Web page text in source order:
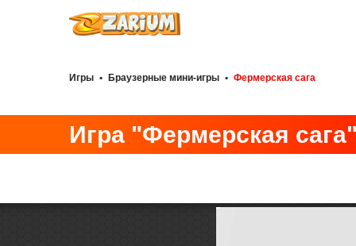
Игры • Браузерные мини-игры • Фермерская сага
Игра "Фермерская